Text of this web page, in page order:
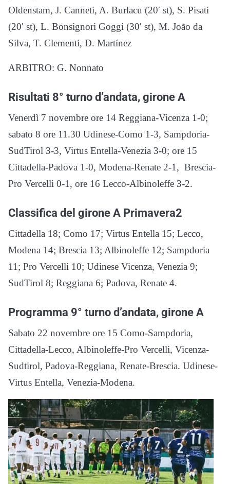
Oldenstam, J. Canneti, A. Burlacu (20′ st), S. Pisati
(20′ st), L. Bonsignori Goggi (30′ st), M. João da
Silva, T. Clementi, D. Martínez
ARBITRO: G. Nonnato
Risultati 8° turno d’andata, girone A
Venerdì 7 novembre ore 14 Reggiana-Vicenza 1-0;
sabato 8 ore 11.30 Udinese-Como 1-3, Sampdoria-
SudTirol 3-3, Virtus Entella-Venezia 3-0; ore 15
Cittadella-Padova 1-0, Modena-Renate 2-1, Brescia-
Pro Vercelli 0-1, ore 16 Lecco-Albinoleffe 3-2.
Classifica del girone A Primavera2
Cittadella 18; Como 17; Virtus Entella 15; Lecco,
Modena 14; Brescia 13; Albinoleffe 12; Sampdoria
11; Pro Vercelli 10; Udinese Vicenza, Venezia 9;
SudTirol 8; Reggiana 6; Padova, Renate 4.
Programma 9° turno d’andata, girone A
Sabato 22 novembre ore 15 Como-Sampdoria,
Cittadella-Lecco, Albinoleffe-Pro Vercelli, Vicenza-
Sudtirol, Padova-Reggiana, Renate-Brescia. Udinese-
Virtus Entella, Venezia-Modena.